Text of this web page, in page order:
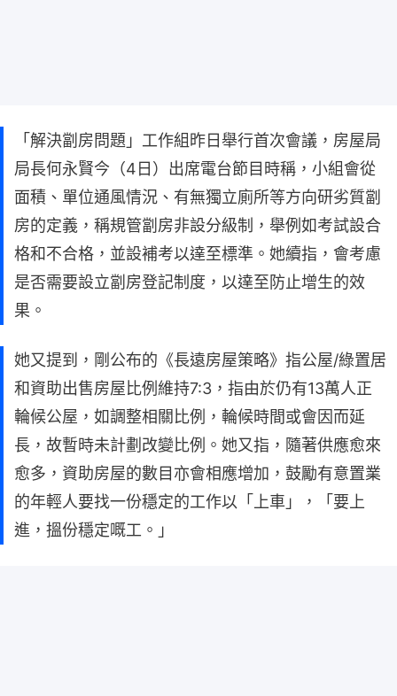
「解決劏房問題」工作組昨日舉行首次會議，房屋局
局長何永賢今（4日）出席電台節目時稱，小組會從
面積、單位通風情況、有無獨立廁所等方向研劣質劏
房的定義，稱規管劏房非設分級制，舉例如考試設合
格和不合格，並設補考以達至標準。她續指，會考慮
是否需要設立劏房登記制度，以達至防止增生的效
果。
她又提到，剛公布的《長遠房屋策略》指公屋/綠置居
和資助出售房屋比例維持7:3，指由於仍有13萬人正
輪候公屋，如調整相關比例，輪候時間或會因而延
長，故暫時未計劃改變比例。她又指，隨著供應愈來
愈多，資助房屋的數目亦會相應增加，鼓勵有意置業
的年輕人要找一份穩定的工作以「上車」，「要上
進，搵份穩定嘅工。」